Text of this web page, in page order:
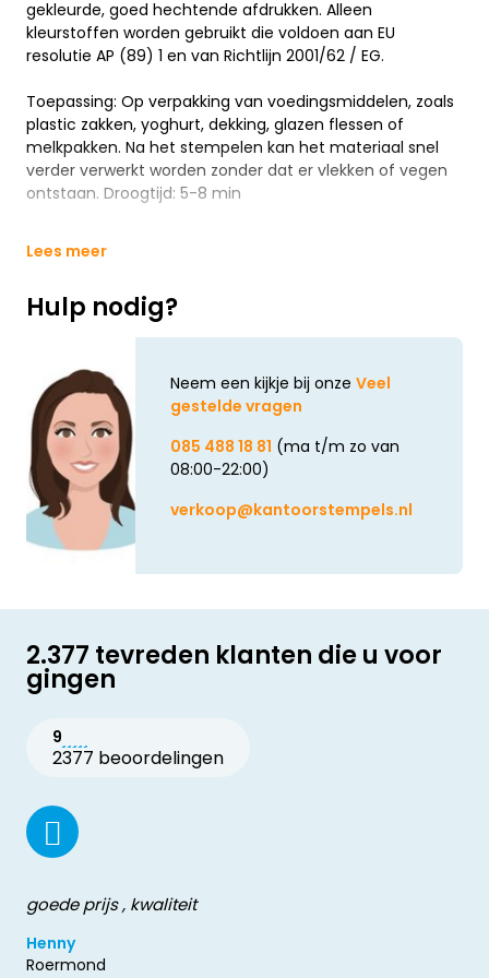
gekleurde, goed hechtende afdrukken. Alleen
kleurstoffen worden gebruikt die voldoen aan EU
resolutie AP (89) 1 en van Richtlijn 2001/62 / EG.
Toepassing: Op verpakking van voedingsmiddelen, zoals
plastic zakken, yoghurt, dekking, glazen flessen of
melkpakken. Na het stempelen kan het materiaal snel
verder verwerkt worden zonder dat er vlekken of vegen
ontstaan. Droogtijd: 5-8 min
Lees meer
Hulp nodig?
Neem een kijkje bij onze Veel
gestelde vragen
085 488 18 81 (ma t/m zo van
08:00-22:00)
verkoop@kantoorstempels.nl
2.377 tevreden klanten die u voor
gingen
9
2377 beoordelingen
goede prijs , kwaliteit
Henny
Roermond